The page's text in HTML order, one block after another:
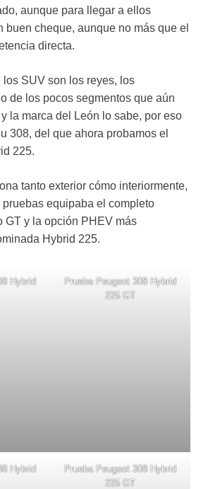
aunque para llegar a ellos
buen cheque, aunque no más que el
directa.
los SUV son los reyes, los
de los pocos segmentos que aún
la marca del León lo sabe, por eso
308, del que ahora probamos el
225.
tanto exterior cómo interiormente,
equipaba el completo
GT y la opción PHEV más
Hybrid 225.
Hybrid
Prueba Peugeot 308 Hybrid
225 GT
Hybrid
Prueba Peugeot 308 Hybrid
225 GT